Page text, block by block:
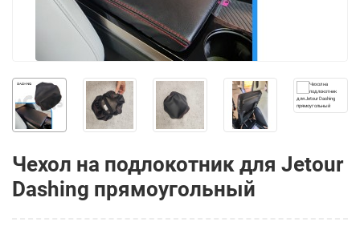
Чехол на подлокотник для Jetour
Dashing прямоугольный